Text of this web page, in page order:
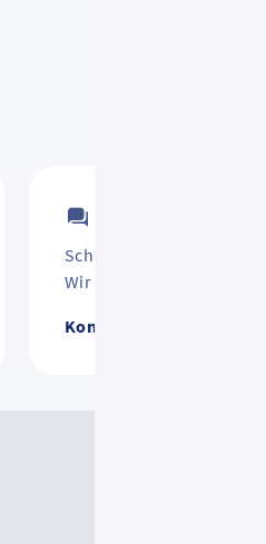
Schirm vergessen?
Wir helfen weiter.
Kontakt zum RMV